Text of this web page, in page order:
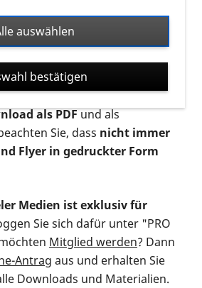
Formatfilter, um ausschließlich
Audios oder Videos zu
Flyer und Broschüren werden in
angeboten: zur
als gedruckte Variante
als PDFund als
Sie, dass nicht immer
Flyer in gedruckter Form
Medien ist exklusiv für
Sie sich dafür unter "PRO
Mitglied werden? Dann
Antrag aus und erhalten Sie
Downloads und Materialien.
auswählen
bestätigen